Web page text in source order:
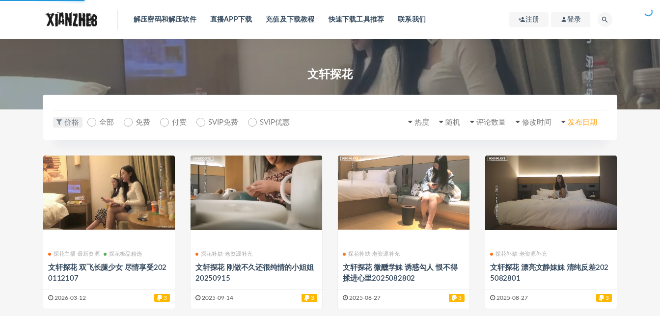
解压密码和解压软件 直播APP下载 充值及下载教程 快速下载工具推荐 联系我们 注册 登录
文轩探花
价格 全部 免费 付费 SVIP免费 SVIP优惠 发布日期
修改时间
评论数量
随机
热度
探花主播-最新资源 探花极品精选
文轩探花 双飞长腿少女 尽情享受202
0112107
2026-03-12 3
探花补缺-老资源补充
文轩探花 刚做不久还很纯情的小姐姐
20250915
2025-09-14 3
探花补缺-老资源补充
文轩探花 微醺学妹 诱惑勾人 恨不得
揉进心里2025082802
2025-08-27 3
探花补缺-老资源补充
文轩探花 漂亮文静妹妹 清纯反差202
5082801
2025-08-27 3